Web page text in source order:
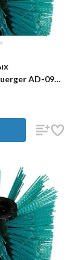
AD-090-